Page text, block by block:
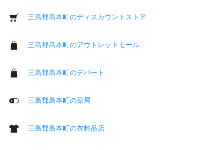
三島郡島本町のディスカウントストア
三島郡島本町のアウトレットモール
三島郡島本町のデパート
三島郡島本町の薬局
三島郡島本町の衣料品店